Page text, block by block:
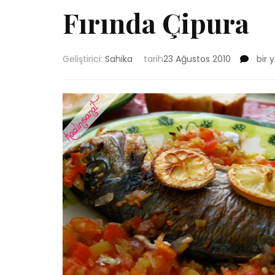
Fırında Çipura
Geliştirici: Sahika tarih23 Ağustos 2010 bir